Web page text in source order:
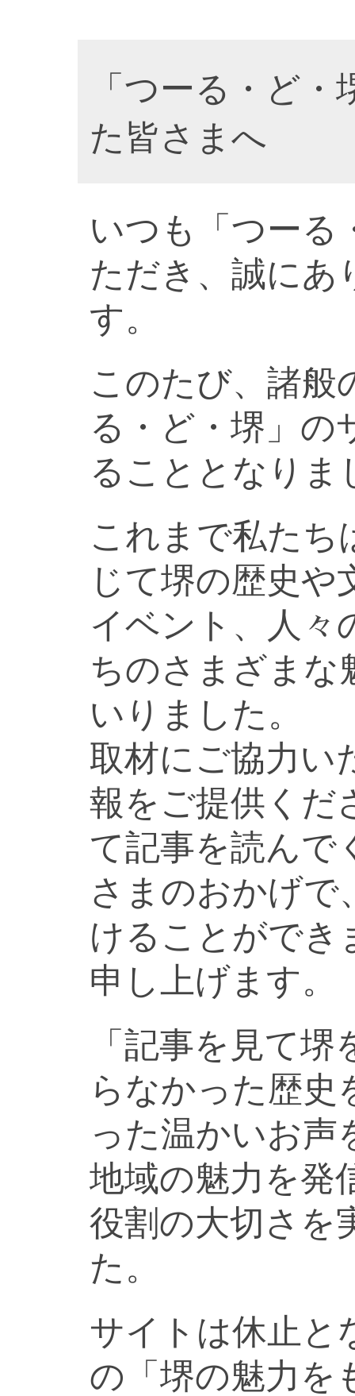
「つーる・ど
た皆さまへ
いつも「つーる
ただき、誠にあ
す。
このたび、諸般
る・ど・堺」の
ることとなりま
これまで私たち
じて堺の歴史や
イベント、人々
ちのさまざまな
いりました。
取材にご協力い
報をご提供くだ
て記事を読んで
さまのおかげで
けることができ
申し上げます。
「記事を見て
らなかった歴史
った温かいお声
地域の魅力を発
役割の大切さを
た。
サイトは休止と
の「堺の魅力を